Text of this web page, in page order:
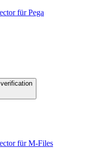
für Pega
für M-Files